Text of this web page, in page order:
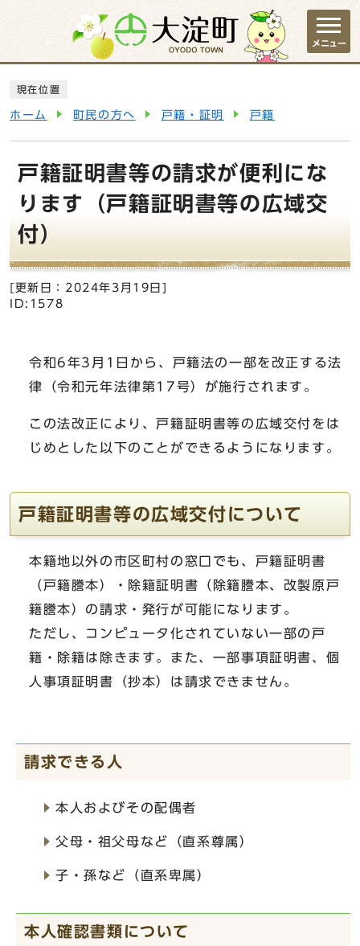
ページの先頭です
メニュー
現在位置
ホーム 町民の方へ 戸籍・証明 戸籍
戸籍証明書等の請求が便利にな
ります（戸籍証明書等の広域交
付）
[更新日： 2024年3月19日
ID:1578
令和6年3月1日から、戸籍法の一部を改正する法
律（令和元年法律第17号）が施行されます。
この法改正により、戸籍証明書等の広域交付をは
じめとした以下のことができるようになります。
戸籍証明書等の広域交付について
本籍地以外の市区町村の窓口でも、戸籍証明書
（戸籍謄本）・除籍証明書（除籍謄本、改製原戸
籍謄本）の請求・発行が可能になります。
ただし、コンピュータ化されていない一部の戸
籍・除籍は除きます。また、一部事項証明書、個
人事項証明書（抄本）は請求できません。
請求できる人
本人およびその配偶者
父母・祖父母など（直系尊属）
子・孫など（直系卑属）
本人確認書類について